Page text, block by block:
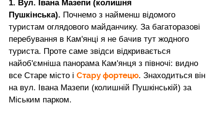
1. Вул. Івана Мазепи (колишня
Пушкінська). Почнемо з найменш відомого
туристам оглядового майданчику. За багаторазові
перебування в Кам'янці я не бачив тут жодного
туриста. Проте саме звідси відкривається
найоб'ємніша панорама Кам'янця з півночі: видно
все Старе місто і Стару фортецю. Знаходиться він
на вул. Івана Мазепи (колишній Пушкінській) за
Міським парком.